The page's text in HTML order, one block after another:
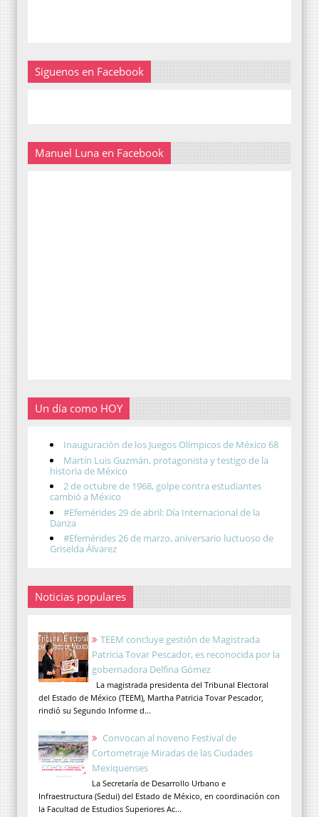
Siguenos en Facebook
Manuel Luna en Facebook
Un día como HOY
Inauguración de los Juegos Olímpicos de México 68
Martín Luis Guzmán, protagonista y testigo de la
historia de México
2 de octubre de 1968, golpe contra estudiantes
cambió a México
#Efemérides 29 de abril: Día Internacional de la
Danza
#Efemérides 26 de marzo, aniversario luctuoso de
Griselda Álvarez
Noticias populares
TEEM concluye gestión de Magistrada
Patricia Tovar Pescador, es reconocida por la
gobernadora Delfina Gómez
La magistrada presidenta del Tribunal Electoral
del Estado de México (TEEM), Martha Patricia Tovar Pescador,
rindió su Segundo Informe d...
Convocan al noveno Festival de
Cortometraje Miradas de las Ciudades
Mexiquenses
La Secretaría de Desarrollo Urbano e
Infraestructura (Sedui) del Estado de México, en coordinación con
la Facultad de Estudios Superiores Ac...